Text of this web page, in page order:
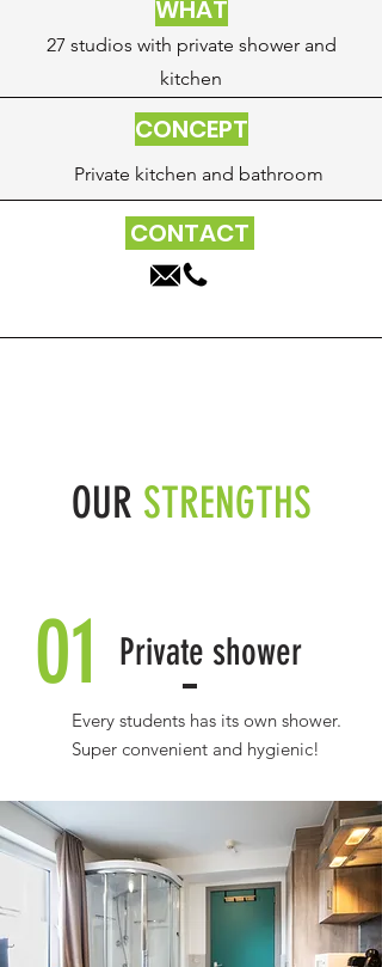
WHAT
27 studios with private shower and
kitchen
CONCEPT
Private kitchen and bathroom
CONTACT
OUR STRENGTHS
01 Private shower
Every students has its own shower.
Super convenient and hygienic!